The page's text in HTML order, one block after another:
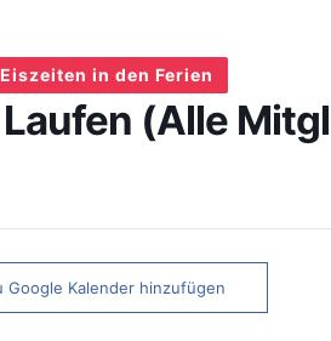
in den Ferien
(Alle
Google Kalender hinzufügen